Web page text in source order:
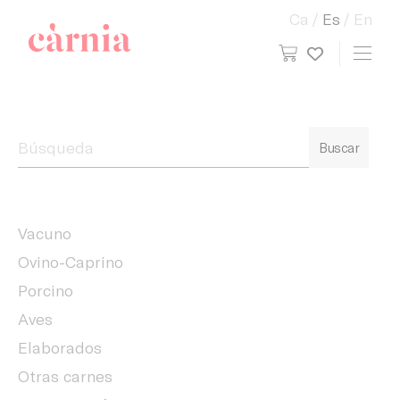
view cartMy
Ca Es En
Buscar
Vacuno
Ovino-Caprino
Porcino
Aves
Elaborados
Otras carnes